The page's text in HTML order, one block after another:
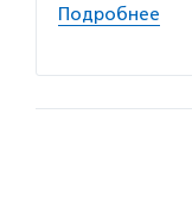
Подробнее